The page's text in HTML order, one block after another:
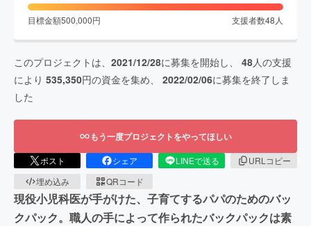
目標金額500,000円 支援者数48 人
このプロジェクトは、 2021/12/28に募集を開始し、 48人の支援
により 535,350円の資金を集め、 2022/02/06に募集を終了しま
した
もう一度プロジェクトをやってほしい
ポスト シェア LINEで送る
URLコピー
埋め込み
QRコード
現役小児科医が手がけた、子育てするパパのためのバッ
クパック。職人の手によって作られたバックパックは素